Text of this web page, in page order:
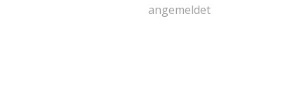
angemeldet